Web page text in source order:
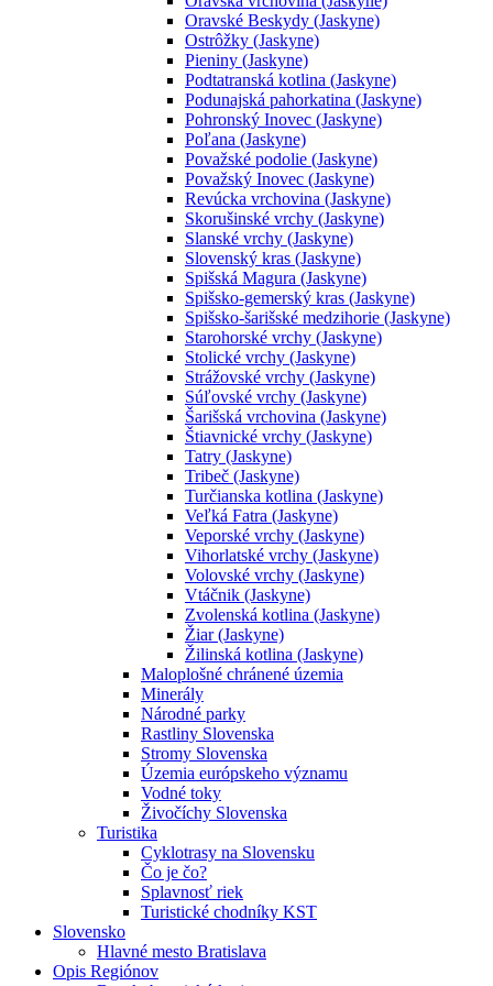
Oravské Beskydy (Jaskyne)
Ostrôžky (Jaskyne)
Pieniny (Jaskyne)
Podtatranská kotlina (Jaskyne)
Podunajská pahorkatina (Jaskyne)
Pohronský Inovec (Jaskyne)
Poľana (Jaskyne)
Považské podolie (Jaskyne)
Považský Inovec (Jaskyne)
Revúcka vrchovina (Jaskyne)
Skorušinské vrchy (Jaskyne)
Slanské vrchy (Jaskyne)
Slovenský kras (Jaskyne)
Spišská Magura (Jaskyne)
Spišsko-gemerský kras (Jaskyne)
Spišsko-šarišské medzihorie (Jaskyne)
Starohorské vrchy (Jaskyne)
Stolické vrchy (Jaskyne)
Strážovské vrchy (Jaskyne)
Súľovské vrchy (Jaskyne)
Šarišská vrchovina (Jaskyne)
Štiavnické vrchy (Jaskyne)
Tatry (Jaskyne)
Tribeč (Jaskyne)
Turčianska kotlina (Jaskyne)
Veľká Fatra (Jaskyne)
Veporské vrchy (Jaskyne)
Vihorlatské vrchy (Jaskyne)
Volovské vrchy (Jaskyne)
Vtáčnik (Jaskyne)
Zvolenská kotlina (Jaskyne)
Žiar (Jaskyne)
Žilinská kotlina (Jaskyne)
Maloplošné chránené územia
Minerály
Národné parky
Rastliny Slovenska
Stromy Slovenska
Územia európskeho významu
Vodné toky
Živočíchy Slovenska
Turistika
Cyklotrasy na Slovensku
Čo je čo?
Splavnosť riek
Turistické chodníky KST
Slovensko
Hlavné mesto Bratislava
Opis Regiónov